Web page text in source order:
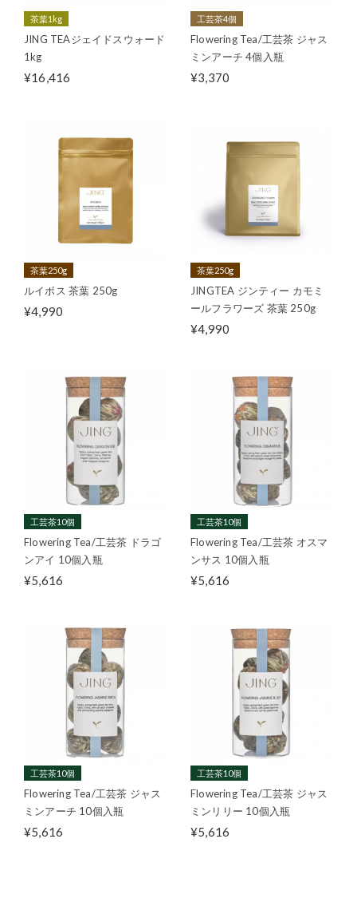
茶葉1kg
JING TEAジェイドスウォード
1kg
¥16,416
工芸茶4個
Flowering Tea/工芸茶 ジャス
ミンアーチ 4個入瓶
¥3,370
茶葉250g
ルイボス 茶葉 250g
¥4,990
茶葉250g
JINGTEA ジンティー カモミ
ールフラワーズ 茶葉 250g
¥4,990
工芸茶10個
Flowering Tea/工芸茶 ドラゴ
ンアイ 10個入瓶
¥5,616
工芸茶10個
Flowering Tea/工芸茶 オスマ
ンサス 10個入瓶
¥5,616
工芸茶10個
Flowering Tea/工芸茶 ジャス
ミンアーチ 10個入瓶
¥5,616
工芸茶10個
Flowering Tea/工芸茶 ジャス
ミンリリー 10個入瓶
¥5,616